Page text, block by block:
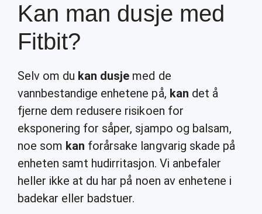
Kan man dusje med
Fitbit?
Selv om du kan dusje med de
vannbestandige enhetene på, kan det å
fjerne dem redusere risikoen for
eksponering for såper, sjampo og balsam,
noe som kan forårsake langvarig skade på
enheten samt hudirritasjon. Vi anbefaler
heller ikke at du har på noen av enhetene i
badekar eller badstuer.